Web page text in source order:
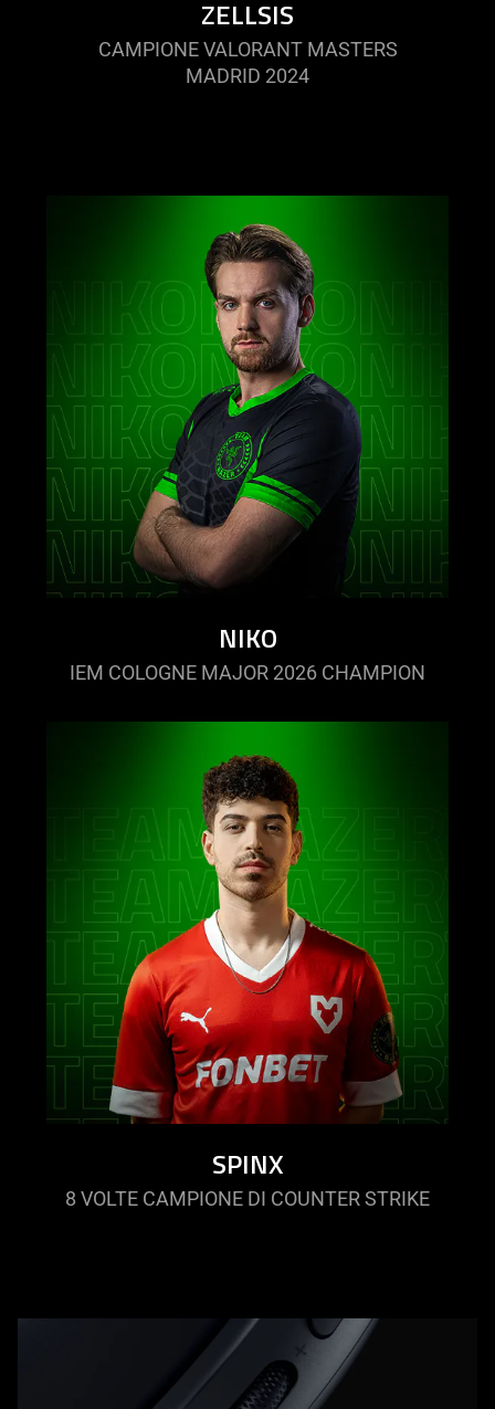
ZELLSIS
CAMPIONE VALORANT MASTERS
MADRID 2024
NIKO
IEM COLOGNE MAJOR 2026 CHAMPION
SPINX
8 VOLTE CAMPIONE DI COUNTER STRIKE